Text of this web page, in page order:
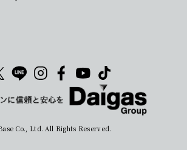
Co., Ltd. All Rights Reserved.